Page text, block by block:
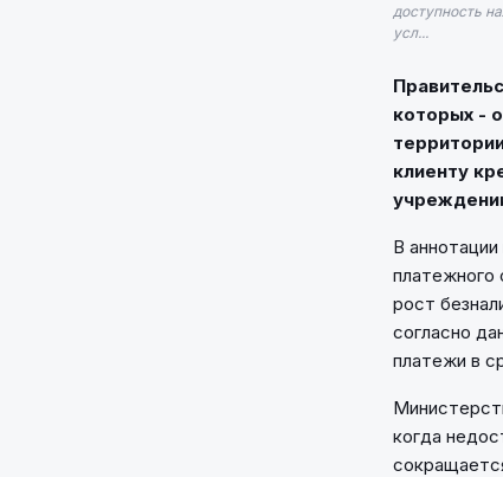
доступность
усл...
которых -
клиенту
В
платежного
рост
согласно
платежи в
когда